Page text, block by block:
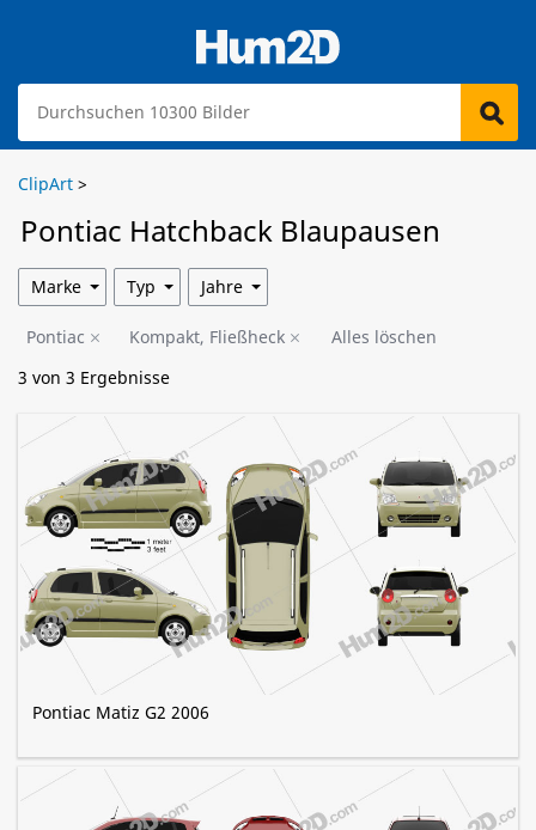
ClipArt >
Pontiac Hatchback Blaupausen
Pontiac Kompakt, Fließheck
Alles löschen
3 von 3 Ergebnisse
Pontiac Matiz G2 2006
Marke Typ Jahre